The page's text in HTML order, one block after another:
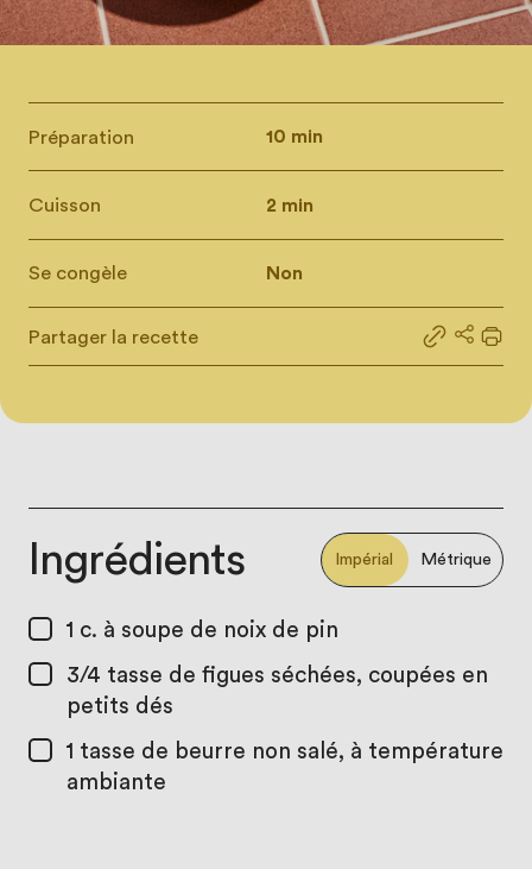
Préparation 10 min
Cuisson 2 min
Se congèle Non
Partager la recette
Partager
Ingrédients Impérial Métrique
1 c. à soupe de noix de pin
3/4 tasse de figues séchées, coupées en
petits dés
1 tasse de beurre non salé, à température
ambiante